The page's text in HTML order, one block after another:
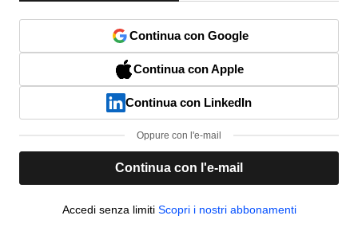
Continua con Google
Continua con Apple
Continua con LinkedIn
Oppure con l'e-mail
Continua con l'e-mail
Accedi senza limiti Scopri i nostri abbonamenti